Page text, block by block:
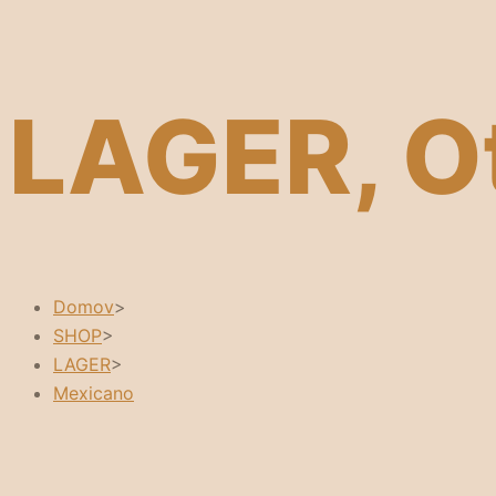
LAGER,
Domov>
SHOP>
LAGER>
Mexicano